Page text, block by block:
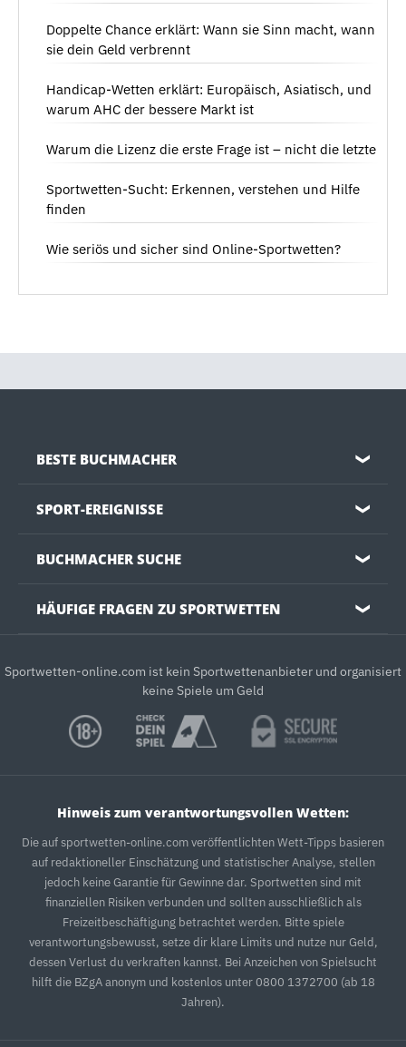
Doppelte Chance erklärt: Wann sie Sinn macht, wann
sie dein Geld verbrennt
Handicap-Wetten erklärt: Europäisch, Asiatisch, und
warum AHC der bessere Markt ist
Warum die Lizenz die erste Frage ist – nicht die letzte
Sportwetten-Sucht: Erkennen, verstehen und Hilfe
finden
Wie seriös und sicher sind Online-Sportwetten?
BESTE BUCHMACHER ❯
SPORT-EREIGNISSE ❯
BUCHMACHER SUCHE ❯
HÄUFIGE FRAGEN ZU SPORTWETTEN ❯
Sportwetten-online.com ist kein Sportwettenanbieter und organisiert
keine Spiele um Geld
Hinweis zum verantwortungsvollen Wetten:
Die auf sportwetten-online.com veröffentlichten Wett-Tipps basieren
auf redaktioneller Einschätzung und statistischer Analyse, stellen
jedoch keine Garantie für Gewinne dar. Sportwetten sind mit
finanziellen Risiken verbunden und sollten ausschließlich als
Freizeitbeschäftigung betrachtet werden. Bitte spiele
verantwortungsbewusst, setze dir klare Limits und nutze nur Geld,
dessen Verlust du verkraften kannst. Bei Anzeichen von Spielsucht
hilft die BZgA anonym und kostenlos unter 0800 1372700 (ab 18
Jahren).